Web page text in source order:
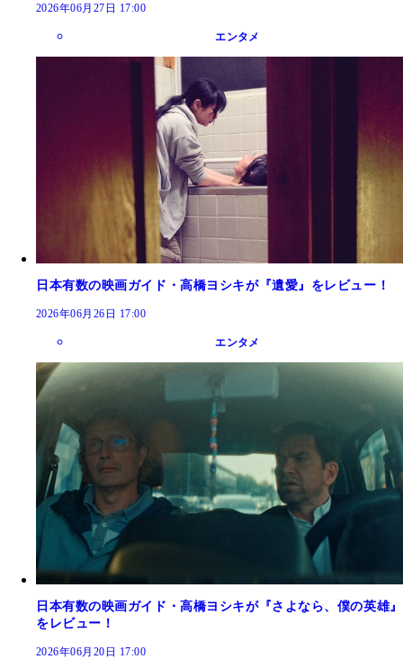
2026年06月27日 17:00
エンタメ
日本有数の映画ガイド・高橋ヨシキが『遺愛』をレビュー！
2026年06月26日 17:00
エンタメ
日本有数の映画ガイド・高橋ヨシキが『さよなら、僕の英雄』
をレビュー！
2026年06月20日 17:00